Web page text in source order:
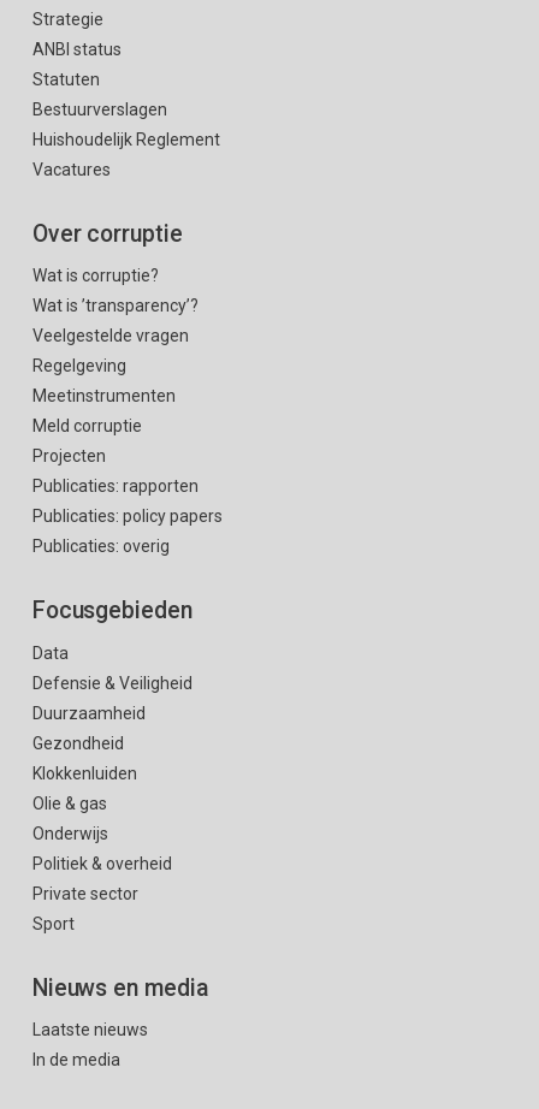
Strategie
ANBI status
Statuten
Bestuurverslagen
Huishoudelijk Reglement
Vacatures
Over corruptie
Wat is corruptie?
Wat is ’transparency’?
Veelgestelde vragen
Regelgeving
Meetinstrumenten
Meld corruptie
Projecten
Publicaties: rapporten
Publicaties: policy papers
Publicaties: overig
Focusgebieden
Data
Defensie & Veiligheid
Duurzaamheid
Gezondheid
Klokkenluiden
Olie & gas
Onderwijs
Politiek & overheid
Private sector
Sport
Nieuws en media
Laatste nieuws
In de media